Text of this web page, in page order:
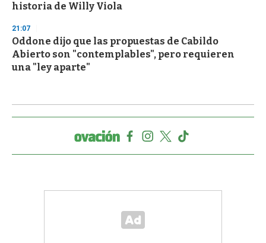
historia de Willy Viola
21:07
Oddone dijo que las propuestas de Cabildo
Abierto son "contemplables", pero requieren
una "ley aparte"